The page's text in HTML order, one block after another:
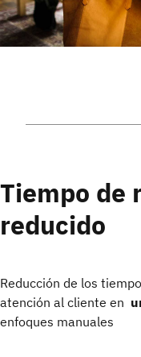
Tiempo de
reducido
Reducción de los
atención al cliente en
enfoques manuales